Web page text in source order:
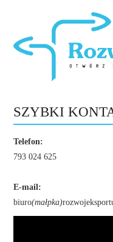
SZYBKI
Telefon:
793 024 625
E-mail:
biuro(małpka)